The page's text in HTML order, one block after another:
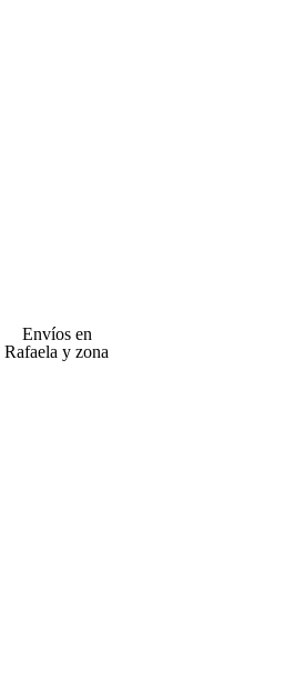
Envíos en
Rafaela y zona